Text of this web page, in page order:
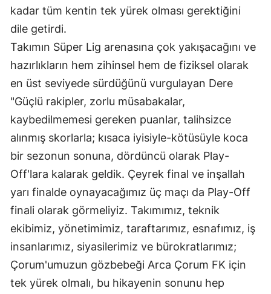
Kastamonu
Kırklareli
Kırşehir
Kocaeli
Konya
Kütahya
Manisa
Kahramanmaraş
Muğla
kadar tüm kentin tek yürek olması gerektiğini
dile getirdi.
Takımın Süper Lig arenasına çok yakışacağını ve
hazırlıkların hem zihinsel hem de fiziksel olarak
en üst seviyede sürdüğünü vurgulayan Dere
"Güçlü rakipler, zorlu müsabakalar,
kaybedilmemesi gereken puanlar, talihsizce
alınmış skorlarla; kısaca iyisiyle-kötüsüyle koca
bir sezonun sonuna, dördüncü olarak Play-
Off'lara kalarak geldik. Çeyrek final ve inşallah
yarı finalde oynayacağımız üç maçı da Play-Off
finali olarak görmeliyiz. Takımımız, teknik
ekibimiz, yönetimimiz, taraftarımız, esnafımız, iş
insanlarımız, siyasilerimiz ve bürokratlarımız;
Çorum'umuzun gözbebeği Arca Çorum FK için
tek yürek olmalı, bu hikayenin sonunu hep